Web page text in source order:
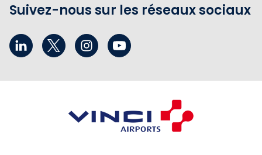
Suivez-nous sur les réseaux sociaux